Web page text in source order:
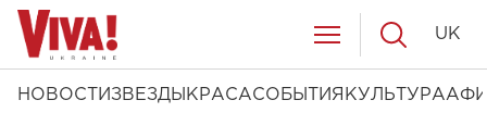
НОВОСТИ ЗВЕЗДЫ КРАСАСОБЫТИЯ КУЛЬТУРА
UK